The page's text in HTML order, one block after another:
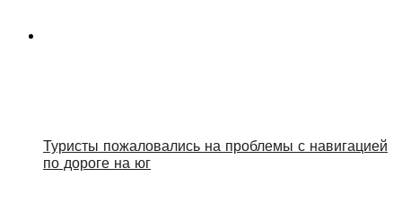
Туристы пожаловались на проблемы с навигацией
по дороге на юг